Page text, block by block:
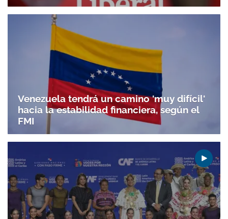
Venezuela tendrá un camino 'muy difícil'
hacia la estabilidad financiera, según el
FMI